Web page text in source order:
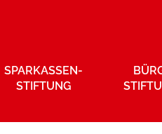
SPARKASSEN­
STIFTUNG